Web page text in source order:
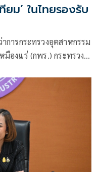
ยม’ ในไทยรองรับ
ารกระทรวงอุตสาหกรรม
องแร่ (กพร.) กระทรวง